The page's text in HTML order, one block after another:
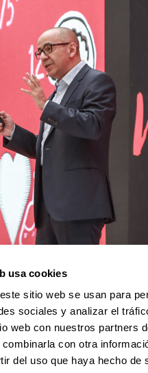
usa cookies
sitio web se usan para
sociales y analizar el
web con nuestros partners
con otra
del uso que haya hecho de